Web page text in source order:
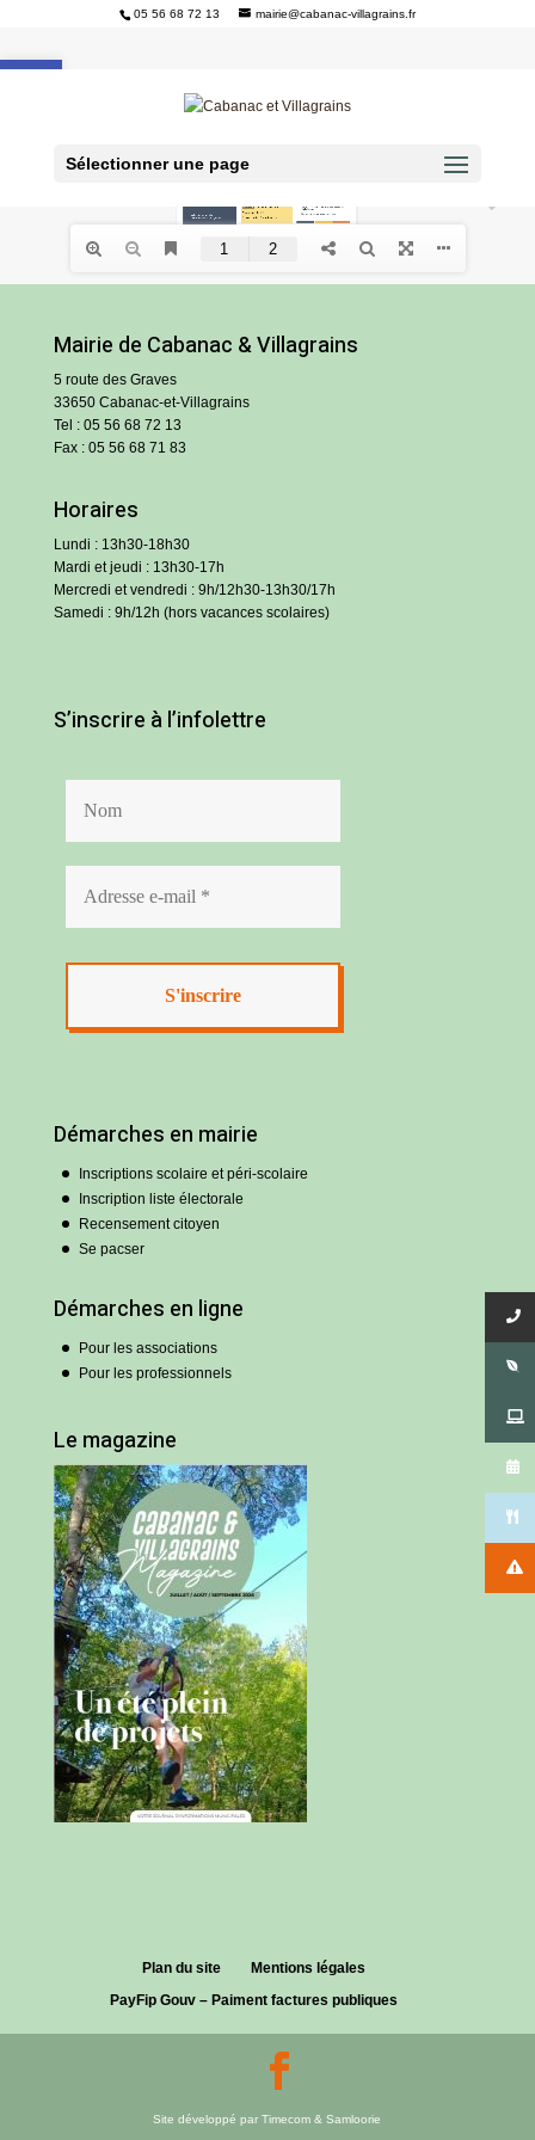
Ouvrir la barre d’outils
05 56 68 72 13 mairie@cabanac-villagrains.fr
Sélectionner une page
Mairie de Cabanac & Villagrains
5 route des Graves
33650 Cabanac-et-Villagrains
Tel : 05 56 68 72 13
Fax : 05 56 68 71 83
Horaires
Lundi : 13h30-18h30
Mardi et jeudi : 13h30-17h
Mercredi et vendredi : 9h/12h30-13h30/17h
Samedi : 9h/12h (hors vacances scolaires)
S’inscrire à l’infolettre
Démarches en mairie
Inscriptions scolaire et péri-scolaire
Inscription liste électorale
Recensement citoyen
Se pacser
Démarches en ligne
Pour les associations
Pour les professionnels
Le magazine
Plan du site
Mentions légales
PayFip Gouv – Paiment factures publiques
Site développé par Timecom & Samloorie